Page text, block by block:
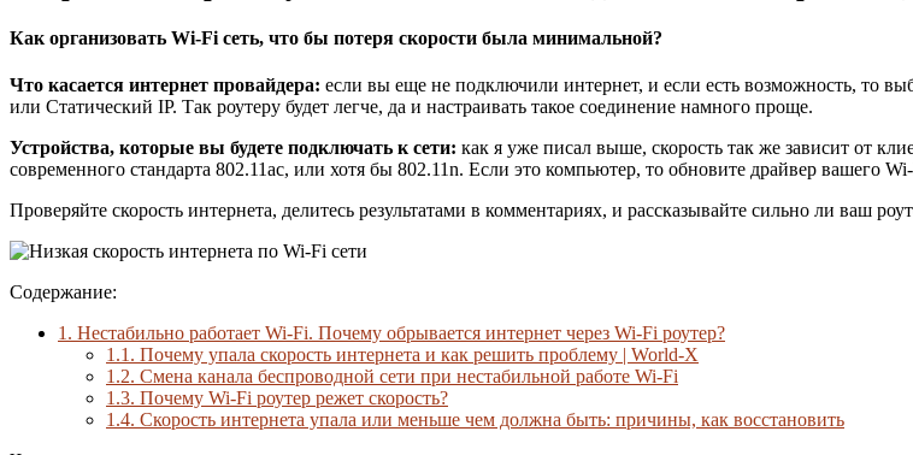
Как организовать Wi-Fi сеть, что бы потеря скорости была минимальной?
Что касается интернет провайдера: если вы еще не подключили интернет, и если есть возможность, то
или Статический IP. Так роутеру будет легче, да и настраивать такое соединение намного проще.
Устройства, которые вы будете подключать к сети: как я уже писал выше, скорость так же зависит от
современного стандарта 802.11ac, или хотя бы 802.11n. Если это компьютер, то обновите драйвер вашего
Проверяйте скорость интернета, делитесь результатами в комментариях, и рассказывайте сильно ли ваш
Содержание:
1. Нестабильно работает Wi-Fi. Почему обрывается интернет через Wi-Fi роутер?
1.1. Почему упала скорость интернета и как решить проблему | World-X
1.2. Смена канала беспроводной сети при нестабильной работе Wi-Fi
1.3. Почему Wi-Fi роутер режет скорость?
1.4. Скорость интернета упала или меньше чем должна быть: причины, как восстановить